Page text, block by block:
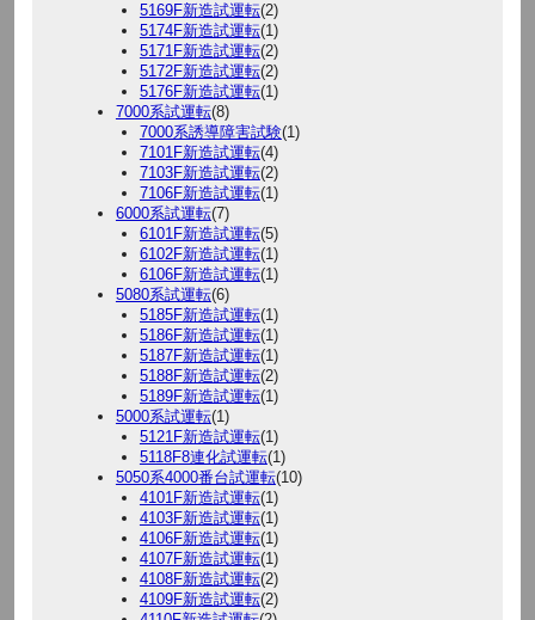
5169F新造試運転(2)
5174F新造試運転(1)
5171F新造試運転(2)
5172F新造試運転(2)
5176F新造試運転(1)
7000系試運転(8)
7000系誘導障害試験(1)
7101F新造試運転(4)
7103F新造試運転(2)
7106F新造試運転(1)
6000系試運転(7)
6101F新造試運転(5)
6102F新造試運転(1)
6106F新造試運転(1)
5080系試運転(6)
5185F新造試運転(1)
5186F新造試運転(1)
5187F新造試運転(1)
5188F新造試運転(2)
5189F新造試運転(1)
5000系試運転(1)
5121F新造試運転(1)
5118F8連化試運転(1)
5050系4000番台試運転(10)
4101F新造試運転(1)
4103F新造試運転(1)
4106F新造試運転(1)
4107F新造試運転(1)
4108F新造試運転(2)
4109F新造試運転(2)